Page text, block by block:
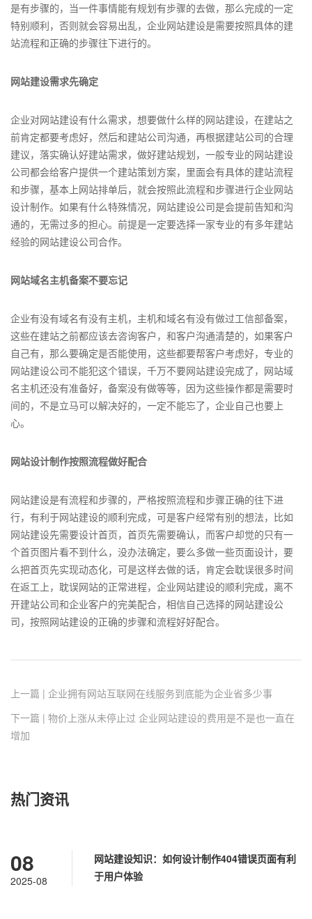
是有步骤的，当一件事情能有规划有步骤的去做，那么完成的一定
特别顺利，否则就会容易出乱，企业网站建设是需要按照具体的建
站流程和正确的步骤往下进行的。
网站建设需求先确定
企业对网站建设有什么需求，想要做什么样的网站建设，在建站之
前肯定都要考虑好，然后和建站公司沟通，再根据建站公司的合理
建议，落实确认好建站需求，做好建站规划，一般专业的网站建设
公司都会给客户提供一个建站策划方案，里面会有具体的建站流程
和步骤，基本上网站排单后，就会按照此流程和步骤进行企业网站
设计制作。如果有什么特殊情况，网站建设公司是会提前告知和沟
通的，无需过多的担心。前提是一定要选择一家专业的有多年建站
经验的网站建设公司合作。
网站域名主机备案不要忘记
企业有没有域名有没有主机，主机和域名有没有做过工信部备案，
这些在建站之前都应该去咨询客户，和客户沟通清楚的，如果客户
自己有，那么要确定是否能使用，这些都要帮客户考虑好，专业的
网站建设公司不能犯这个错误，千万不要网站建设完成了，网站域
名主机还没有准备好，备案没有做等等，因为这些操作都是需要时
间的，不是立马可以解决好的，一定不能忘了，企业自己也要上
心。
网站设计制作按照流程做好配合
网站建设是有流程和步骤的，严格按照流程和步骤正确的往下进
行，有利于网站建设的顺利完成，可是客户经常有别的想法，比如
网站建设先需要设计首页，首页先需要确认，而客户却觉的只有一
个首页图片看不到什么，没办法确定，要么多做一些页面设计，要
么把首页先实现动态化，可是这样去做的话，肯定会耽误很多时间
在返工上，耽误网站的正常进程，企业网站建设的顺利完成，离不
开建站公司和企业客户的完美配合，相信自己选择的网站建设公
司，按照网站建设的正确的步骤和流程好好配合。
上一篇 | 企业拥有网站互联网在线服务到底能为企业省多少事
下一篇 | 物价上涨从未停止过 企业网站建设的费用是不是也一直在
增加
热门资讯
08
2025-08
网站建设知识：如何设计制作404错误页面有利
于用户体验